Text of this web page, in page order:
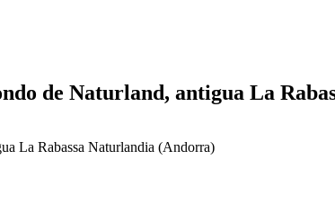
de Naturland, antigua La